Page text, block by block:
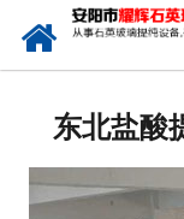
东北盐酸